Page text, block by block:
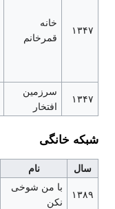
۱۳۴۷
خانه
قمرخانم
۱۳۴۷
سرزمین
افتخار
شبکه خانگی
سال نام
۱۳۸۹
با من شوخی
نکن